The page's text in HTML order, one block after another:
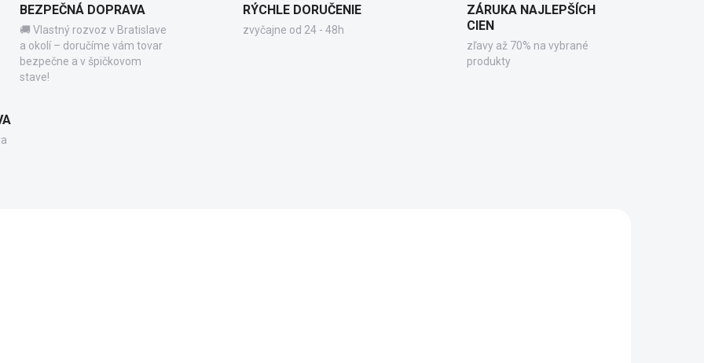
BEZPEČNÁ DOPRAVA
🚚 Vlastný rozvoz v Bratislave
a okolí – doručíme vám tovar
bezpečne a v špičkovom
stave!
RÝCHLE DORUČENIE
zvyčajne od 24 - 48h
ZÁRUKA NAJLEPŠÍCH
CIEN
zľavy až 70% na vybrané
produkty